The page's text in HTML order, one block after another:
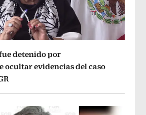
detenido por
ocultar evidencias del caso